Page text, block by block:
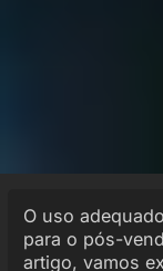
O uso
para o pós-
artigo, vamos